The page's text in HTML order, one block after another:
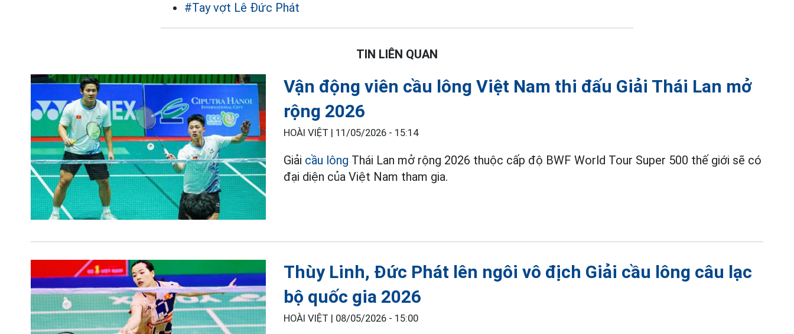
#Tay vợt Lê Đức Phát
TIN LIÊN QUAN
Vận động viên cầu lông Việt Nam thi đấu Giải Thái Lan mở
rộng 2026
HOÀI VIỆT | 11/05/2026 - 15:14
Giải cầu lông Thái Lan mở rộng 2026 thuộc cấp độ BWF World Tour Super 500 thế giới sẽ có
đại diện của Việt Nam tham gia.
Thùy Linh, Đức Phát lên ngôi vô địch Giải cầu lông câu lạc
bộ quốc gia 2026
HOÀI VIỆT | 08/05/2026 - 15:00